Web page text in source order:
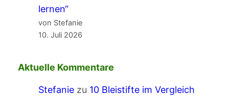
lernen“
von Stefanie
10. Juli 2026
Aktuelle Kommentare
Stefaniezu 10 Bleistifte im Vergleich